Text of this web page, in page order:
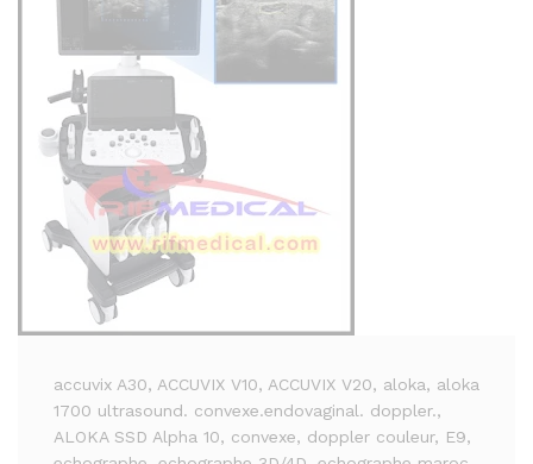
accuvix A30, ACCUVIX V10, ACCUVIX V20, aloka, aloka
1700 ultrasound. convexe.endovaginal. doppler.,
ALOKA SSD Alpha 10, convexe, doppler couleur, E9,